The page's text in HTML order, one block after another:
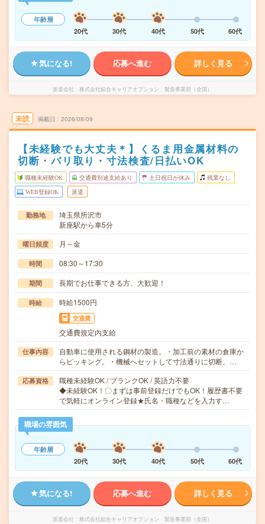
年齢層
20代
30代 40代 50代 60代
気になる! 応募へ進む 詳しく見る
派遣会社 株式会社綜合キャリアオプション 製造事業部（全国）
未読 掲載日 2026/08/09
【未経験でも大丈夫＊】くるま用金属材料の
切断・バリ取り・寸法検査/日払いOK
職種未経験OK 交通費別途支給あり 土日祝日が休み 残業なし
WEB登録OK 派遣
勤務地
埼玉県所沢市
新座駅から車5分
曜日頻度 月～金
時間 08:30～17:30
期間 長期でお仕事できる方、大歓迎！
時給 時給1500円
交通費
交通費規定内支給
仕事内容
自動車に使用される鋼材の製造。・加工前の素材の倉庫か
らピッキング。・機械へセットして寸法通りに切断、…
応募資格
職種未経験OK / ブランクOK / 英語力不要
◆未経験OK！〇まずは事前登録だけでもOK！履歴書不要
で気軽にオンライン登録★氏名・職種などを入力す…
職場の雰囲気
年齢層
20代
30代 40代 50代 60代
気になる! 応募へ進む 詳しく見る
派遣会社 株式会社綜合キャリアオプション 製造事業部（全国）